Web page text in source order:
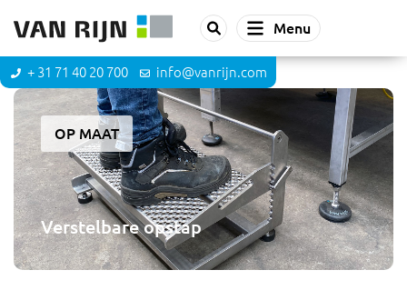
Menu
+ 31 71 40 20 700 info@vanrijn.com
OP MAAT
Verstelbare opstap